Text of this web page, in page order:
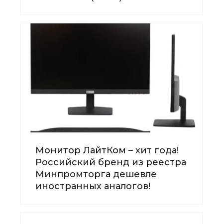
Монитор ЛайтКом – хит года!
Российский бренд из реестра
Минпромторга дешевле
иностранных аналогов!